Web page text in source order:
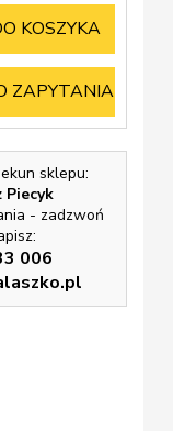
KOSZYKA
ZAPYTANIA
sklepu:
Piecyk
- zadzwoń
006